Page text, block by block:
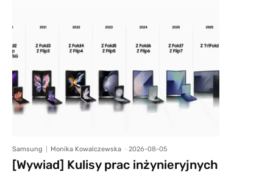
Samsung Monika Kowalczewska - 2026-08-05
[Wywiad] Kulisy prac inżynieryjnych